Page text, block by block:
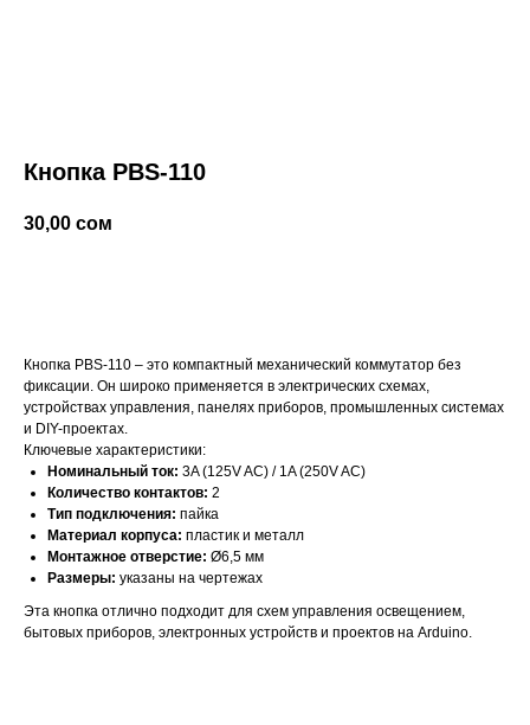
Кнопка PBS-110
30,00 сом
Кнопка PBS-110 – это компактный механический коммутатор без
фиксации. Он широко применяется в электрических схемах,
устройствах управления, панелях приборов, промышленных системах
и DIY-проектах.
Ключевые характеристики:
Номинальный ток: 3A (125V AC) / 1A (250V AC)
Количество контактов: 2
Тип подключения: пайка
Материал корпуса: пластик и металл
Монтажное отверстие: Ø6,5 мм
Размеры: указаны на чертежах
Эта кнопка отлично подходит для схем управления освещением,
бытовых приборов, электронных устройств и проектов на Arduino.